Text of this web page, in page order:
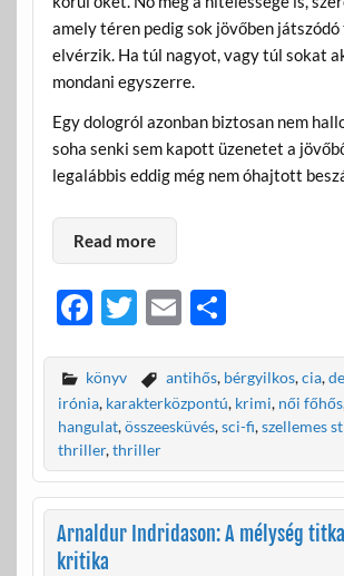
amely téren pedig sok jövőben
elvérzik. Ha túl nagyot, vagy túl sokat
mondani egyszerre.
Egy dologról azonban biztosan nem
soha senki sem kapott üzenetet a
legalábbis eddig még nem óhajtott
Read more
F
e
b
o
o
k
T
itt
er
E
ail
O
za
m
g
könyv antihős, bérgyilkos,cia,
irónia, karakterközpontú, krimi, női főhős
hangulat,összeesküvés,sci-fi,szellemes
thriller,thriller
Arnaldur Indridason: A mélység
kritika